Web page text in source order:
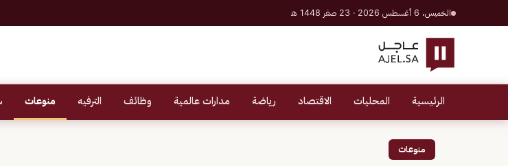
الخميس، 6 أغسطس 2026 · 23 صفر 1448 هـ
الرئيسية المحليات الاقتصاد رياضة مدارات عالمية وظائف الترفيه منوعات
منوعات